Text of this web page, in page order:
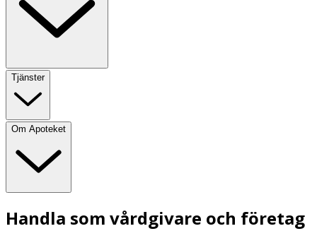
Tjänster
Om Apoteket
Handla som vårdgivare och företag